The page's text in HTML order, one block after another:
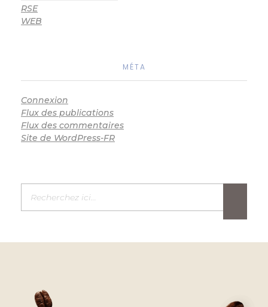
RSE
WEB
MÉTA
Connexion
Flux des publications
Flux des commentaires
Site de WordPress-FR